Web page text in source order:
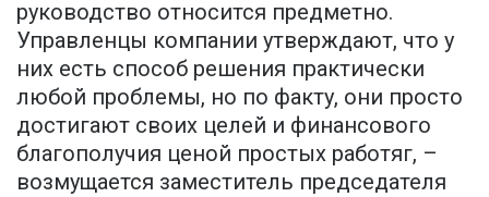
руководство относится предметно.
Управленцы компании утверждают, что у
них есть способ решения практически
любой проблемы, но по факту, они просто
достигают своих целей и финансового
благополучия ценой простых работяг, –
возмущается заместитель председателя